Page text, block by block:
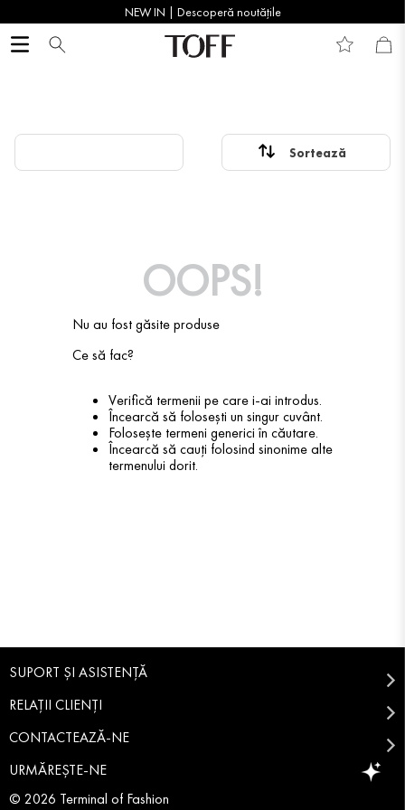
NEW IN | Descoperă noutățile
OOPS!
Nu au fost găsite produse
Ce să fac?
Verifică termenii pe care i-ai introdus.
Încearcă să folosești un singur cuvânt.
Folosește termeni generici în căutare.
Încearcă să cauți folosind sinonime alte
termenului dorit.
SUPORT ȘI ASISTENȚĂ
RELAȚII CLIENȚI
CONTACTEAZĂ-NE
URMĂREȘTE-NE
© 2026 Terminal of Fashion